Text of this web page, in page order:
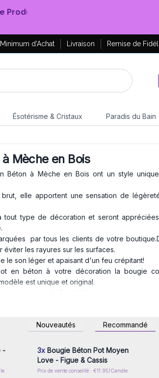
Produits
d'Achat Livraison Remise de
Ésotérisme & Cristaux Paradis du Bain
Mèche en Bois
Béton à Mèche en Bois ont un style
elle apportent une sensation de
tout type de décoration et seront
par tous les clients de votre
éviter les rayures sur les surfaces.
le son léger et apaisant d'un feu crépitant!
en béton à votre décoration la bougie
est unique et original.
comme la Saint-Valentin et les mariages
nos bougies en béton avec leur mèche en
Nouveautés Recommandé
-
Connectez-vous ou inscrivez-
vous pour accéder aux prix de
gros
3xBougie Béton Pot Moyen
Love - Figue & Cassis
Prix de vente conseillé : €11.95/Candle
Connectez-vous ou inscrivez-